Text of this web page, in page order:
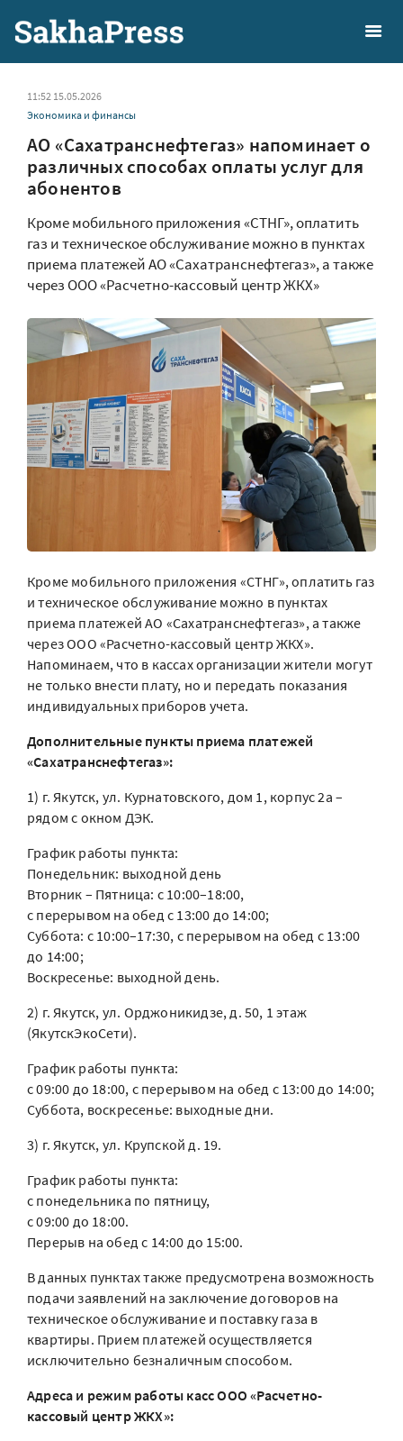
11:52 15.05.2026
Экономика и финансы
АО «Сахатранснефтегаз» напоминает о
различных способах оплаты услуг для
абонентов
Кроме мобильного приложения «СТНГ», оплатить
газ и техническое обслуживание можно в пунктах
приема платежей АО «Сахатранснефтегаз», а также
через ООО «Расчетно-кассовый центр ЖКХ»
Кроме мобильного приложения «СТНГ», оплатить газ
и техническое обслуживание можно в пунктах
приема платежей АО «Сахатранснефтегаз», а также
через ООО «Расчетно-кассовый центр ЖКХ».
Напоминаем, что в кассах организации жители могут
не только внести плату, но и передать показания
индивидуальных приборов учета.
Дополнительные пункты приема платежей
«Сахатранснефтегаз»:
1) г. Якутск, ул. Курнатовского, дом 1, корпус 2а –
рядом с окном ДЭК.
График работы пункта:
Понедельник: выходной день
Вторник – Пятница: с 10:00–18:00,
с перерывом на обед с 13:00 до 14:00;
Суббота: с 10:00–17:30, с перерывом на обед с 13:00
до 14:00;
Воскресенье: выходной день.
2) г. Якутск, ул. Орджоникидзе, д. 50, 1 этаж
(ЯкутскЭкоСети).
График работы пункта:
с 09:00 до 18:00, с перерывом на обед с 13:00 до 14:00;
Суббота, воскресенье: выходные дни.
3) г. Якутск, ул. Крупской д. 19.
График работы пункта:
с понедельника по пятницу,
с 09:00 до 18:00.
Перерыв на обед с 14:00 до 15:00.
В данных пунктах также предусмотрена возможность
подачи заявлений на заключение договоров на
техническое обслуживание и поставку газа в
квартиры. Прием платежей осуществляется
исключительно безналичным способом.
Адреса и режим работы касс ООО «Расчетно-
кассовый центр ЖКХ»: